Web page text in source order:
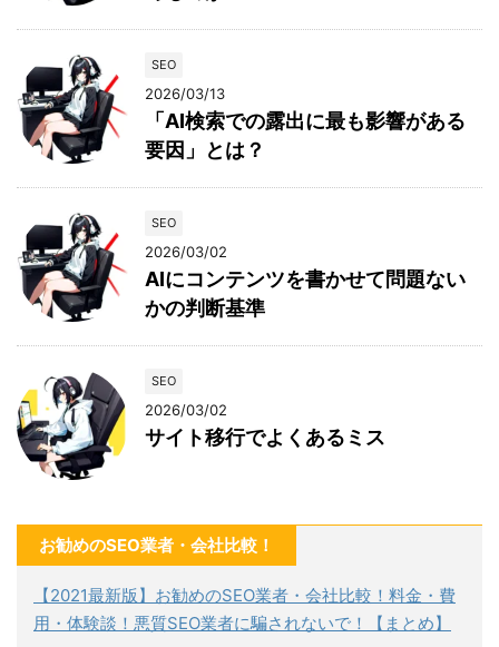
SEO
2026/03/13
「AI検索での露出に最も影響がある
要因」とは？
SEO
2026/03/02
AIにコンテンツを書かせて問題ない
かの判断基準
SEO
2026/03/02
サイト移行でよくあるミス
お勧めのSEO業者・会社比較！
【2021最新版】お勧めのSEO業者・会社比較！料金・費
用・体験談！悪質SEO業者に騙されないで！【まとめ】